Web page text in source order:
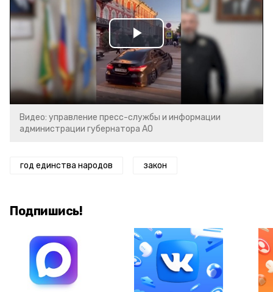
Play
Video
Видео: управление пресс-службы и информации
администрации губернатора АО
год единства народов закон
Подпишись!